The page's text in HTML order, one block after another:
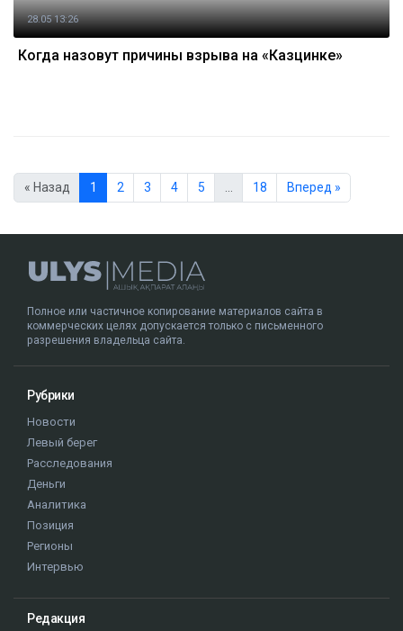
28.05 13:26
Когда назовут причины взрыва на «Казцинке»
« Назад 1 2 3 4 5 … 18 Вперед »
Полное или частичное копирование материалов сайта в
коммерческих целях допускается только с письменного
разрешения владельца сайта.
Рубрики
Новости
Левый берег
Расследования
Деньги
Аналитика
Позиция
Регионы
Интервью
Редакция